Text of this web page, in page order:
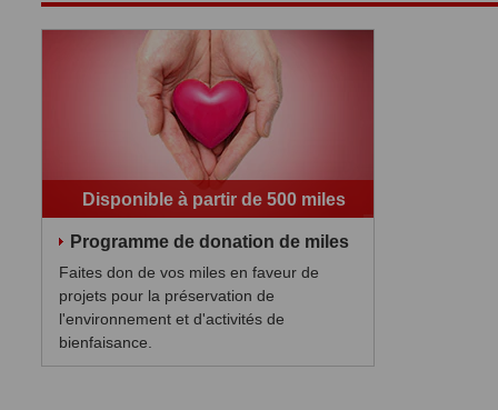
Disponible à partir de 500 miles
Programme de donation de miles
Faites don de vos miles en faveur de
projets pour la préservation de
l'environnement et d'activités de
bienfaisance.